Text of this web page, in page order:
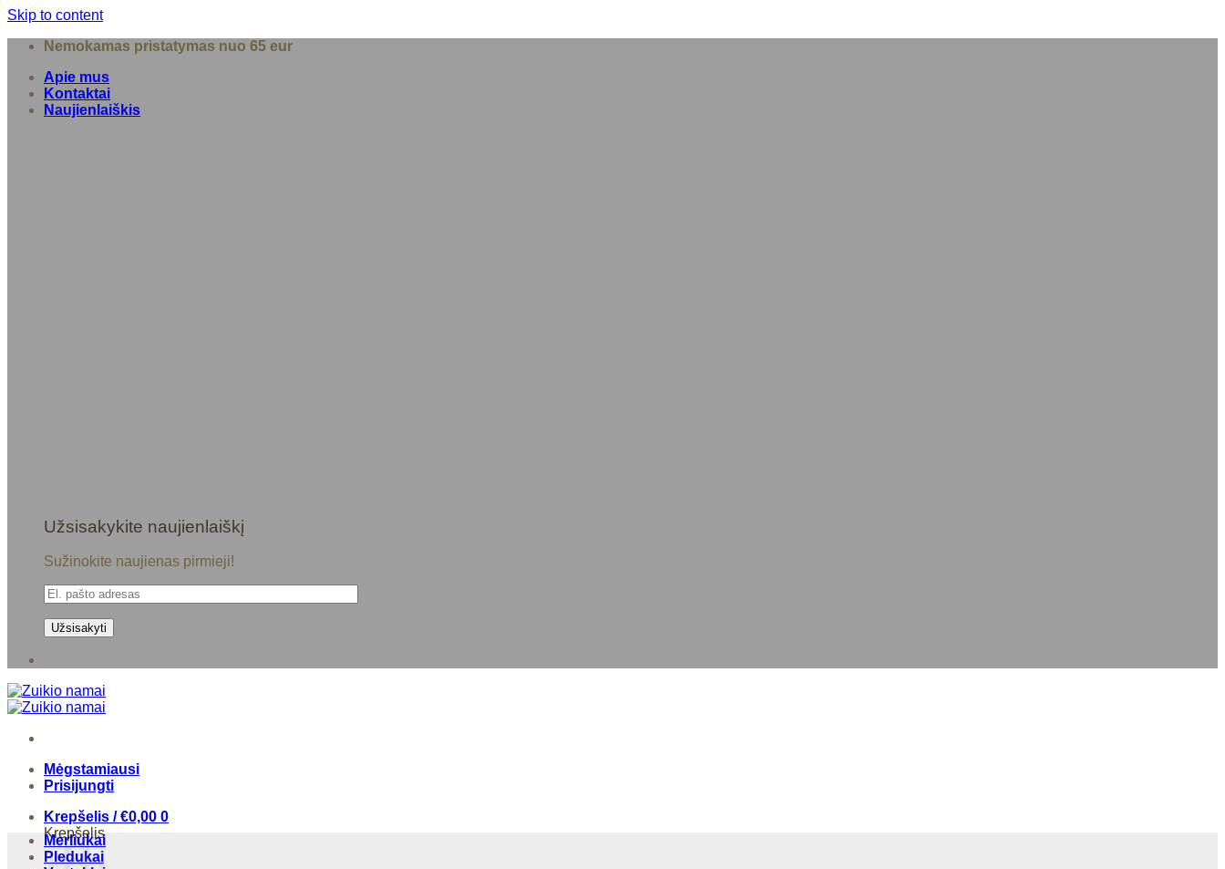
Skip to content
Nemokamas pristatymas nuo 65 eur
Apie mus
Kontaktai
Naujienlaiškis
Užsisakykite naujienlaiškį
Sužinokite naujienas pirmieji!
Mėgstamiausi
Prisijungti
Krepšelis /€0,00 0
Krepšelis
Merliukai
Pledukai